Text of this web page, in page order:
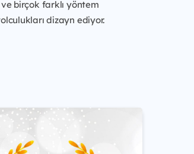
ve birçok farklı yöntem
dizayn ediyor.